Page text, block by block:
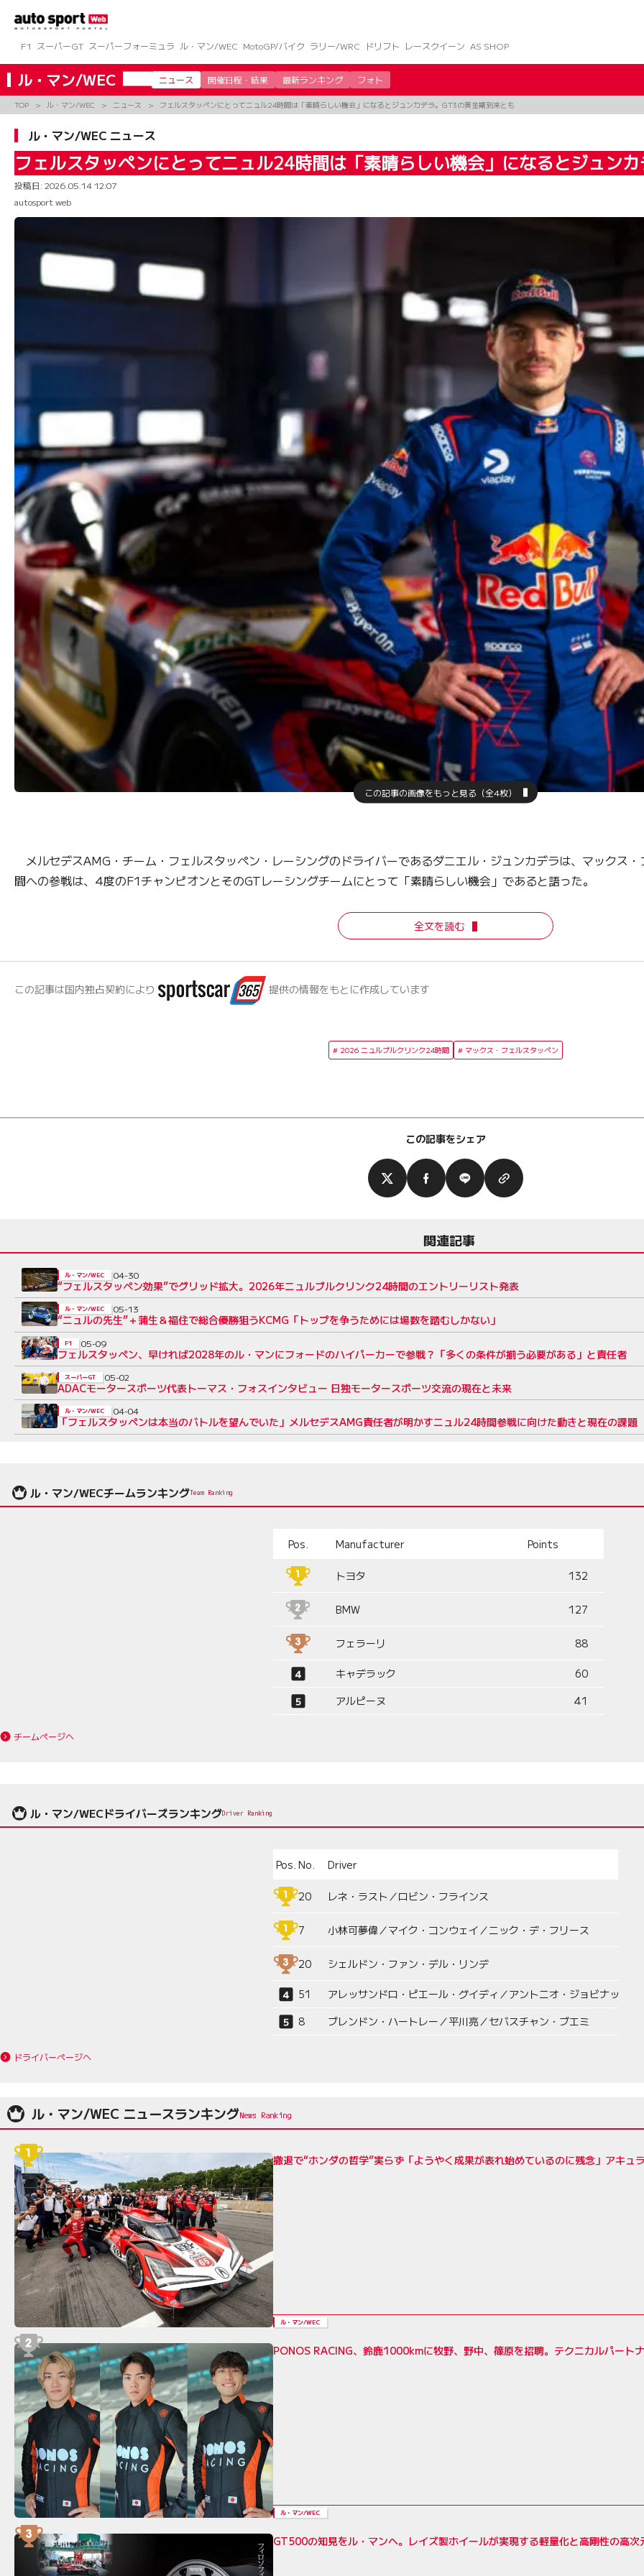
ツ
へ
ス
キ
ッ
F1
スーパーGT スーパーフォーミュラ ル・マン/WEC MotoGP/バイク ラリー/WRC ドリフト レースクイーン AS SHOP
ル・マン/WEC ニュース 開催日程・結果 最新ランキング フォト
TOP ル・マン/WEC ニュース フェルスタッペンにとってニュル24時間は「素晴らしい機会」になるとジュンカデラ。GT3の黄金期到来とも
ル・マン/WEC ニュース
フェルスタッペンにとってニュル24時間は「素晴らしい機会」になるとジュン
投稿日: 2026.05.14 12:07
autosport web
この記事の画像をもっと見る（全4枚）
メルセデスAMG・チーム・フェルスタッペン・レーシングのドライバーであるダニエル・ジュンカデラは、マックス
間への参戦は、4度のF1チャンピオンとそのGTレーシングチームにとって「素晴らしい機会」であると語った。
全文を読む
この記事は国内独占契約により 提供の情報をもとに作成しています
2026 ニュルブルクリンク24時間 マックス・フェルスタッペン
この記事をシェア
関連記事
“フェルスタッペン効果”でグリッド拡大。2026年ニュルブルクリンク24時間のエントリーリスト発表
ル・マン/WEC 04-30
“ニュルの先生”＋蒲生＆福住で総合優勝狙うKCMG「トップを争うためには場数を踏むしかない」
ル・マン/WEC 05-13
フェルスタッペン、早ければ2028年のル・マンにフォードのハイパーカーで参戦？「多くの条件が揃う必要がある」と責任者
F1 05-09
ADACモータースポーツ代表トーマス・フォスインタビュー 日独モータースポーツ交流の現在と未来
スーパーGT 05-02
「フェルスタッペンは本当のバトルを望んでいた」メルセデスAMG責任者が明かすニュル24時間参戦に向けた動きと現在の課題
ル・マン/WEC 04-04
ル・マン/WECチームランキングTeam Ranking
Pos. Manufacturer Points
トヨタ 132
BMW 127
フェラーリ 88
キャデラック
60
アルピーヌ
41
チームページへ
ル・マン/WECドライバーズランキングDriver Ranking
Pos. No. Driver
20 レネ・ラスト／ロビン・フラインス
7 小林可夢偉／マイク・コンウェイ／ニック・デ・フリース
20 シェルドン・ファン・デル・リンデ
51 アレッサンドロ・ピエール・グイディ／アントニオ・ジョビナッツィ
8
ブレンドン・ハートレー／平川亮／セバスチャン・ブエミ
ドライバーページへ
ル・マン/WEC ニュースランキング
撤退で“ホンダの哲学”実らず「ようやく成果が表れ始めているのに残念」アキュ
ル・マン/WEC
PONOS RACING、鈴鹿1000kmに牧野、野中、篠原を招聘。テクニカルパー
ル・マン/WEC
GT500の知見をル・マンへ。レイズ製ホイールが実現する軽量化と高剛性の高次